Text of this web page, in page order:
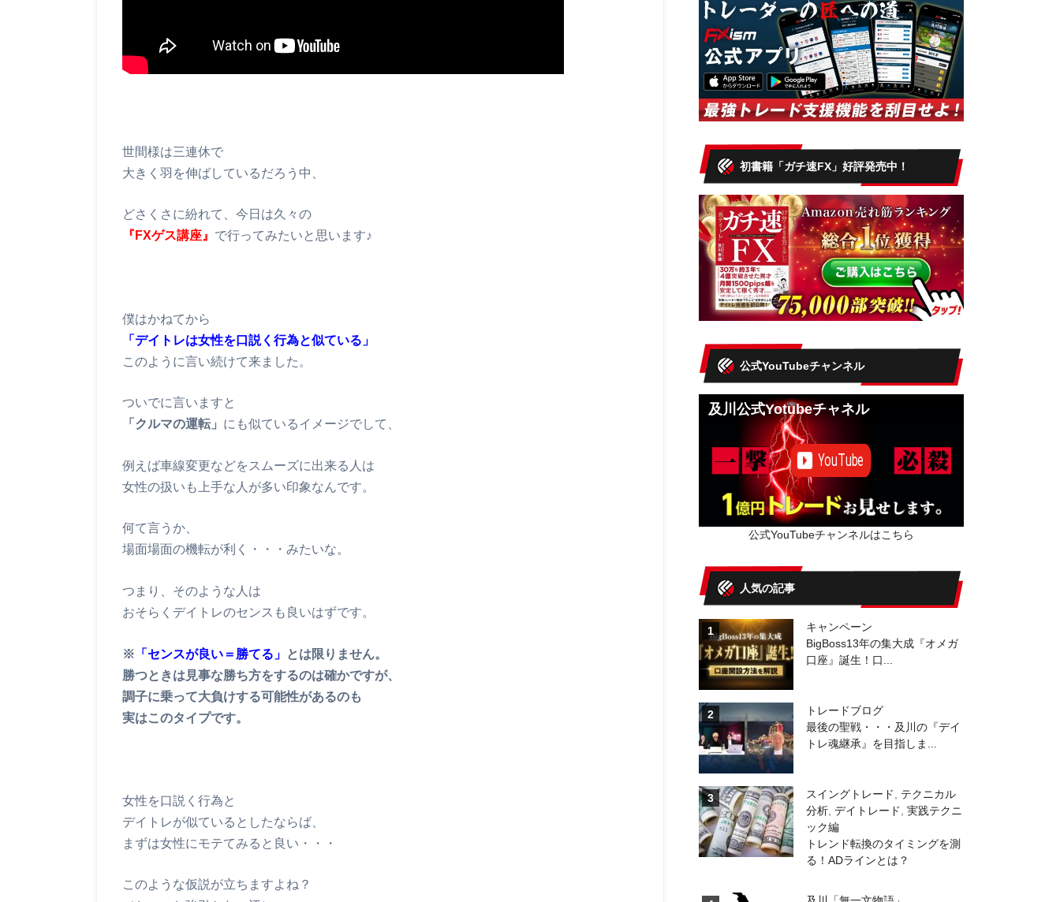
世間様は三連休で
大きく羽を伸ばしているだろう中、
どさくさに紛れて、今日は久々の
『FXゲス講座』 で行ってみたいと思います♪
僕はかねてから
「デイトレは女性を口説く行為と似ている」
このように言い続けて来ました。
ついでに言いますと
「クルマの運転」 にも似ているイメージでして、
例えば車線変更などをスムーズに出来る人は
女性の扱いも上手な人が多い印象なんです。
何て言うか、
場面場面の機転が利く・・・みたいな。
つまり、そのような人は
おそらくデイトレのセンスも良いはずです。
※ 「センスが良い＝勝てる」 とは限りません。
勝つときは見事な勝ち方をするのは確かですが、
調子に乗って大負けする可能性があるのも
実はこのタイプです。
女性を口説く行為と
デイトレが似ているとしたならば、
まずは女性にモテてみると良い・・・
このような仮説が立ちますよね？
初書籍「ガチ速FX」好評発売中！
公式YouTubeチャンネル
及川公式Yotubeチャネル
公式YouTubeチャンネルはこちら
人気の記事
1
キャンペーン
BigBoss13年の集大成『オメガ
口座』誕生！口...
2
トレードブログ
最後の聖戦・・・及川の『デイ
トレ魂継承』を目指しま...
3 スイングトレード
テクニカル
分析 デイトレード
実践テクニ
ック編
トレンド転換のタイミングを測
る！ADラインとは？